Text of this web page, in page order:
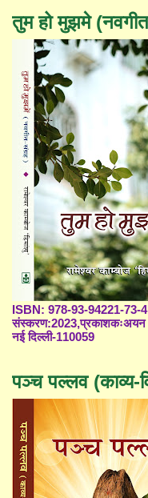
तुम हो मुझमे
ISBN: 978-93-94221-73-
संस्करण:2023,प्रकाशकःअयन
नई दिल्ली-110059
पञ्च पल्लव (काव्य-